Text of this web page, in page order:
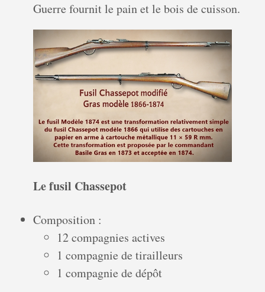
Guerre fournit le pain et le bois de cuisson.
Le fusil Chassepot
Composition :
12 compagnies actives
1 compagnie de tirailleurs
1 compagnie de dépôt